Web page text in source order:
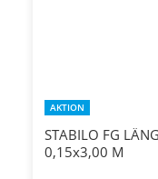
AKTION
STABILO FG
0,15x3,00 M